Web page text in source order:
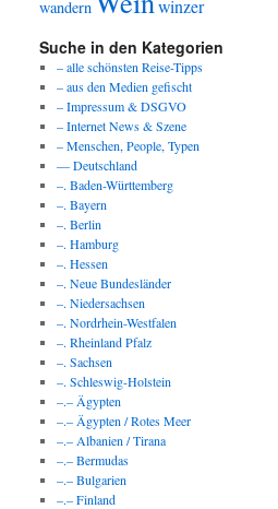
wandern winzer
Suche in den Kategorien
– alle schönsten Reise-Tipps
– aus den Medien gefischt
– Impressum & DSGVO
– Internet News & Szene
– Menschen, People, Typen
— Deutschland
–. Baden-Württemberg
–. Bayern
–. Berlin
–. Hamburg
–. Hessen
–. Neue Bundesländer
–. Niedersachsen
–. Nordrhein-Westfalen
–. Rheinland Pfalz
–. Sachsen
–. Schleswig-Holstein
–.– Ägypten
–.– Ägypten / Rotes Meer
–.– Albanien / Tirana
–.– Bermudas
–.– Bulgarien
–.– Finland